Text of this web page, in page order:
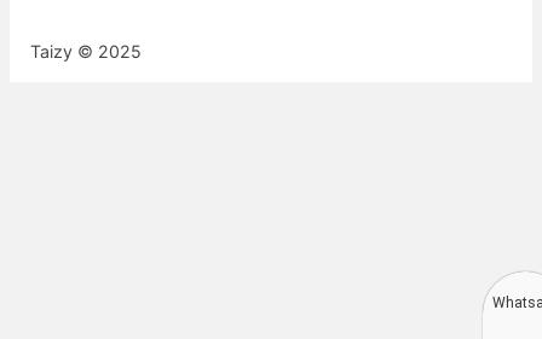
Taizy © 2025